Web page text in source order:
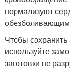
нормализуют
Чтобы
используйте
заготовки не